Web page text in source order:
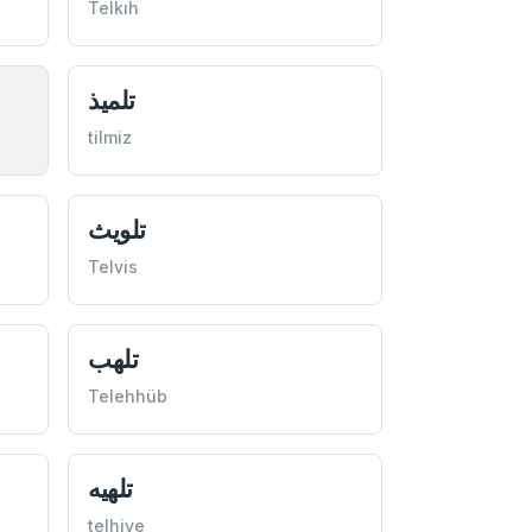
Telkıh
تلميذ
tilmiz
تلويث
Telvis
تلهب
Telehhüb
تلهيه
telhiye